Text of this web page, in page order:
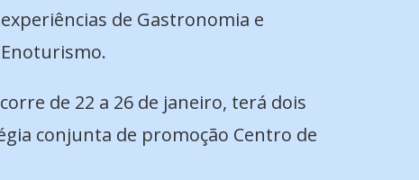
experiências de Gastronomia e
Enoturismo.
de 22 a 26 de janeiro, terá dois
conjunta de promoção Centro de